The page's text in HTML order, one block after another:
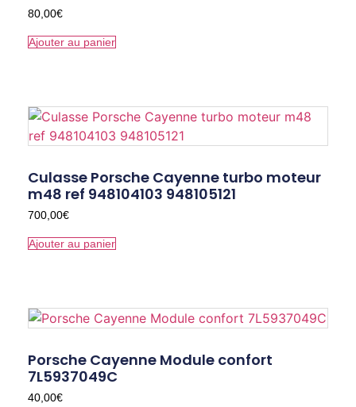
80,00€
Ajouter au panier
Culasse Porsche Cayenne turbo moteur
m48 ref 948104103 948105121
700,00€
Ajouter au panier
Porsche Cayenne Module confort
7L5937049C
40,00€